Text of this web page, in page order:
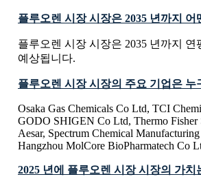
플루오렌 시장 시장은 2035 년까지
플루오렌 시장 시장은 2035 년까지
예상됩니다.
플루오렌 시장 시장의 주요 기업은 누
Osaka Gas Chemicals Co Ltd, TCI
GODO SHIGEN Co Ltd, Thermo Fisher
Aesar, Spectrum Chemical
Hangzhou MolCore BioPharmatech Co
2025 년에 플루오렌 시장 시장의 가치